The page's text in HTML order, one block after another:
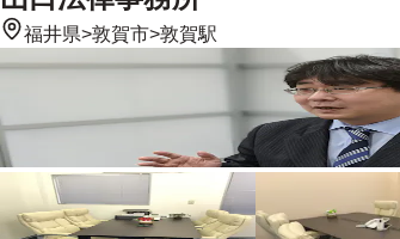
福井県>敦賀市>敦賀駅